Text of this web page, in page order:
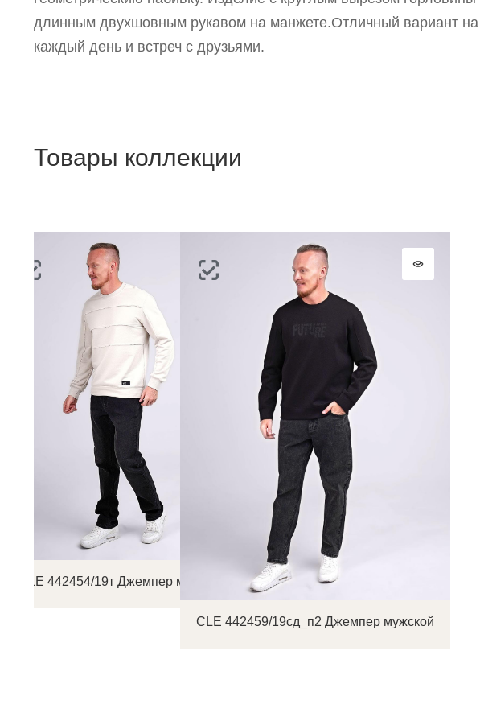
длинным двухшовным рукавом на манжете.Отличный вариант на
каждый день и встреч с друзьями.
Товары коллекции
CLE 442454/19т Джемпер мужской
CLE 442459/19сд_п2 Джемпер мужской